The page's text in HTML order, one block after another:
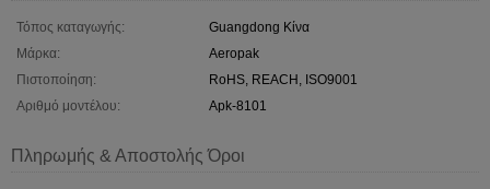
Τόπος καταγωγής:
Guangdong Κίνα
Μάρκα:
Aeropak
Πιστοποίηση:
RoHS, REACH, ISO9001
Αριθμό μοντέλου:
Apk-8101
Πληρωμής & Αποστολής Όροι